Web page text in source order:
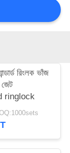
রিংলক ভাঁজ
ringlock